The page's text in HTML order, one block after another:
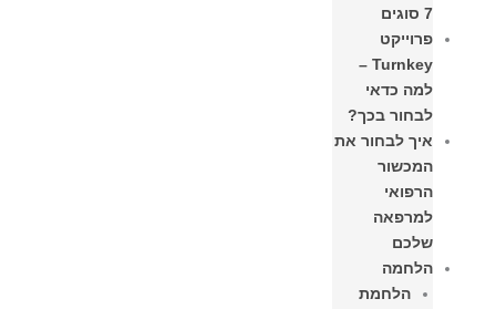
7 סוגים
פרוייקט
Turnkey –
למה כדאי
לבחור בכך?
איך לבחור את
המכשור
הרפואי
למרפאה
שלכם
הלחמה
הלחמת